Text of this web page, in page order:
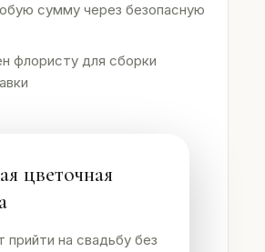
сумму через безопасную
флористу для сборки
цветочная
прийти на свадьбу без